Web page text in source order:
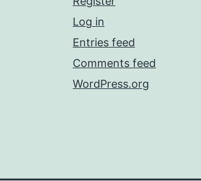
Log in
Entries feed
Comments feed
WordPress.org